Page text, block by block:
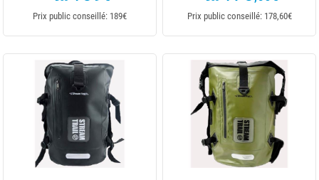
Prix public conseillé: 189€ Prix public conseillé: 178,60€